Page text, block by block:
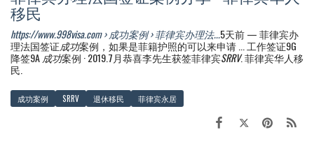
移民
https://www.998visa.com › 成功案例 › 菲律宾办理法...5天前 — 菲律宾办
理法国签证成功案例，如果是菲籍护照的可以来申请 ... 工作签证9G
降签9A 成功案例 · 2019.7月恭喜李先生获签菲律宾SRRV. 菲律宾华人移
民.
成功案例 SRRV 退休移民 菲律宾永居